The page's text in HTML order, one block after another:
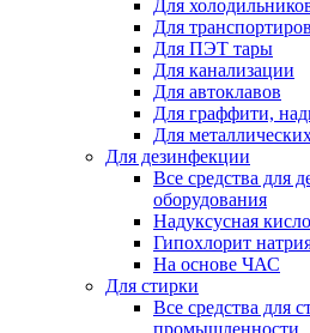
Для
Для
Для ПЭТ тары
Для канализации
Для автоклавов
Для граффити,
Для
Для дезинфекции
Все средства для
оборудования
Надуксусная
Гипохлорит
На основе ЧАС
Для стирки
Все средства для
промышленности